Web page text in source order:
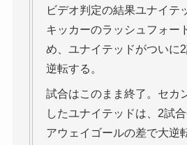
ビデオ判定の結果ユナイテ
キッカーのラッシュフォー
め、ユナイテッドがついに
逆転する。
試合はこのまま終了。セカ
したユナイテッドは、2試合
アウェイゴールの差で大逆